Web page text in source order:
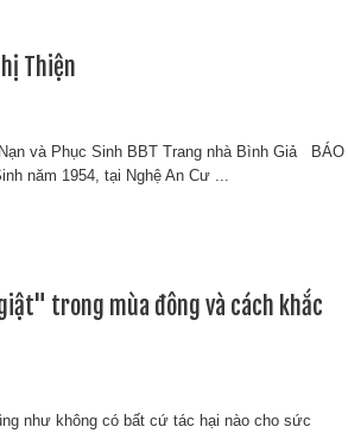
Thiện
và Phục Sinh BBT Trang nhà Bình Giả BÁO
năm 1954, tại Nghệ An Cư ...
trong mùa đông và cách khắc
như không có bất cứ tác hại nào cho sức